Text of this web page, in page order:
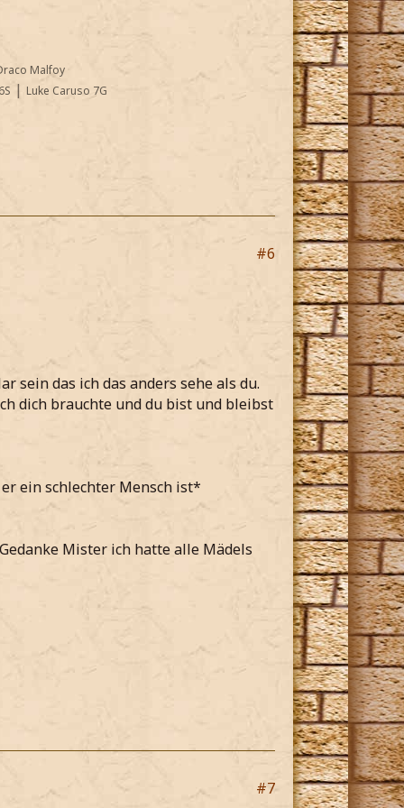
Malfoy
| Luke Caruso 7G
#6
sein das ich das anders sehe als du.
dich brauchte und du bist und bleibst
ein schlechter Mensch ist*
Mister ich hatte alle Mädels
#7